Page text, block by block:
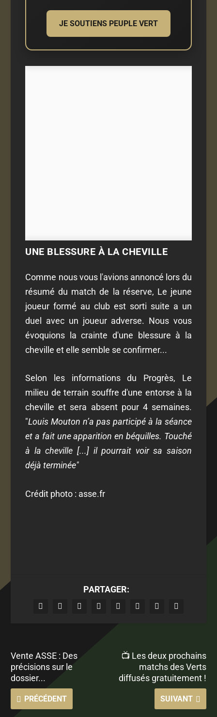
JE SOUTIENS PEUPLE VERT
UNE BLESSURE À LA CHEVILLE
Comme nous vous l'avions annoncé lors du
résumé du match de la réserve, Le jeune
joueur formé au club est sorti suite a un
duel avec un joueur adverse. Nous vous
évoquions la crainte d'une blessure à la
cheville et elle semble se confirmer...
Selon les informations du Progrès, Le
milieu de terrain souffre d'une entorse à la
cheville et sera absent pour 4 semaines.
"Louis Mouton n’a pas participé à la séance
et a fait une apparition en béquilles. Touché
à la cheville [...] il pourrait voir sa saison
déjà terminée"
Crédit photo : asse.fr
PARTAGER:
Vente ASSE : Des
précisions sur le
dossier...
PRÉCÉDENT
📺 Les deux prochains
matchs des Verts
diffusés gratuitement !
SUIVANT